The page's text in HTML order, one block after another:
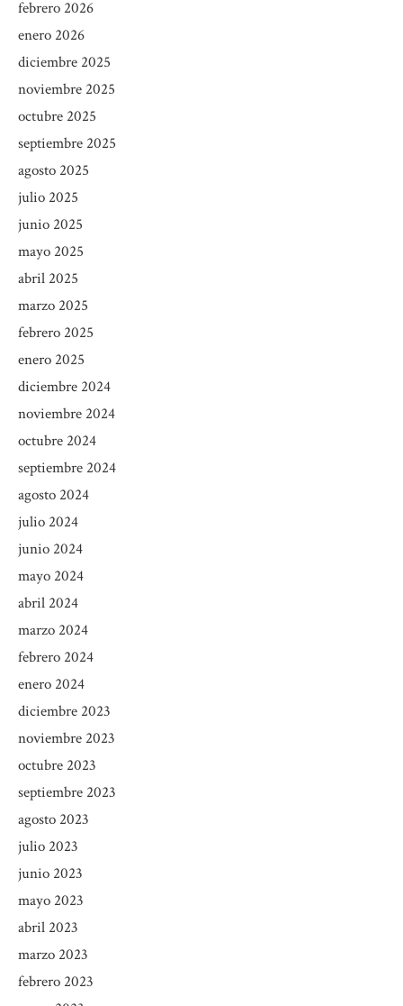
febrero 2026
enero 2026
diciembre 2025
noviembre 2025
octubre 2025
septiembre 2025
agosto 2025
julio 2025
junio 2025
mayo 2025
abril 2025
marzo 2025
febrero 2025
enero 2025
diciembre 2024
noviembre 2024
octubre 2024
septiembre 2024
agosto 2024
julio 2024
junio 2024
mayo 2024
abril 2024
marzo 2024
febrero 2024
enero 2024
diciembre 2023
noviembre 2023
octubre 2023
septiembre 2023
agosto 2023
julio 2023
junio 2023
mayo 2023
abril 2023
marzo 2023
febrero 2023